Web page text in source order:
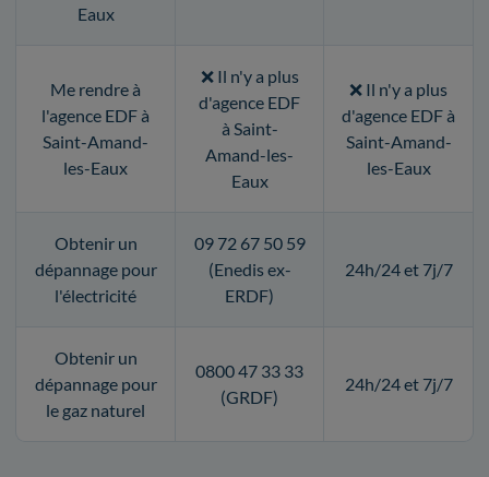
Eaux
Me rendre à
l'agence EDF à
Saint-Amand-
les-Eaux
❌ Il n'y a plus
d'agence EDF
à Saint-
Amand-les-
Eaux
❌ Il n'y a plus
d'agence EDF à
Saint-Amand-
les-Eaux
Obtenir un
dépannage pour
l'électricité
09 72 67 50 59
(Enedis ex-
ERDF)
24h/24 et 7j/7
Obtenir un
dépannage pour
le gaz naturel
0800 47 33 33
(GRDF)
24h/24 et 7j/7